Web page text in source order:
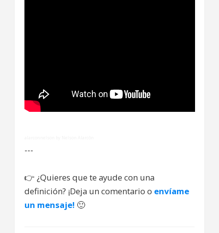
---
👉 ¿Quieres que te ayude con una
definición? ¡Deja un comentario o envíame
un mensaje! 🙂